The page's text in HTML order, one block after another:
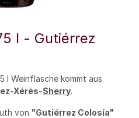
l - Gutiérrez
l Weinflasche kommt aus
Xérès-Sherry.
von "Gutiérrez Colosía"